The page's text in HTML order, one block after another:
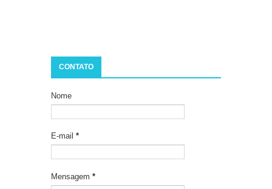
CONTATO
Nome
E-mail *
Mensagem *